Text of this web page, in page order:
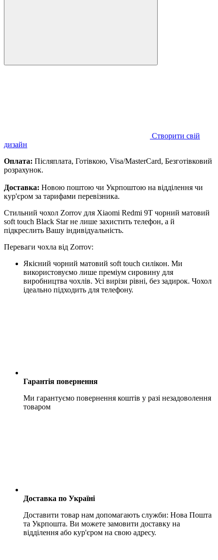
Створити свій
дизайн
Оплата: Післяплата, Готівкою, Visa/MasterCard, Безготівковий
розрахунок.
Доставка: Новою поштою чи Укрпоштою на відділення чи
кур'єром за тарифами перевізника.
Стильний чохол Zorrov для Xiaomi Redmi 9T чорний матовий
soft touch Black Star не лише захистить телефон, а й
підкреслить Вашу індивідуальність.
Переваги чохла від Zorrov:
Якісний чорний матовий soft touch силікон. Ми
використовуємо лише преміум сировину для
виробництва чохлів. Усі вирізи рівні, без задирок. Чохол
ідеально підходить для телефону.
Гарантія повернення
Ми гарантуємо повернення коштів у разі незадоволення
товаром
Доставка по Україні
Доставити товар нам допомагають служби: Нова Пошта
та Укрпошта. Ви можете замовити доставку на
відділення або кур'єром на свою адресу.